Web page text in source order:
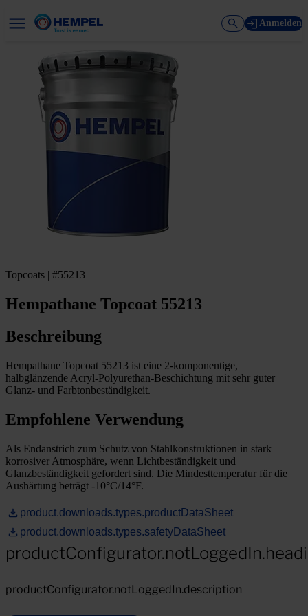
Anmelden
Topcoats | #55213
Hempathane Topcoat 55213
Beschreibung
Hempathane Topcoat 55213 ist eine 2-komponentige,
halbglänzende Acryl-Polyurethan-Beschichtung mit sehr guter
Glanz- und Farbtonbeständigkeit.
Empfohlene Verwendung
Als Endanstrich zum Schutz von Stahlkonstruktionen in stark
korrosiver Atmosphäre, wenn Lichtbeständigkeit und
Glanzbeständigkeit gefordert sind. Die Mindesttemperatur für die
Aushärtung beträgt -10°C/14°F.
product.downloads.types.productDataSheet
product.downloads.types.safetyDataSheet
productConfigurator.notLoggedIn.description